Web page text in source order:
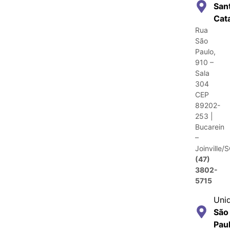
Rua
São
Paulo,
910 –
Sala
304
CEP
89202-
253 |
Bucarein
–
Joinville/
(47)
3802-
5715
São